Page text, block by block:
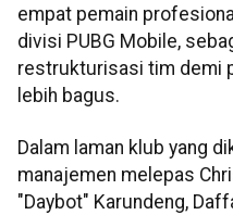
empat pemain
divisi PUBG Mobile,
restrukturisasi tim demi
lebih bagus.
Dalam laman klub yang
manajemen melepas
"Daybot" Karundeng,